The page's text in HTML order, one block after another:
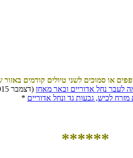
לעבר נחל אדוריים ובאר מאחז (דצמבר 2015)
* מזרח לכיש, גבעות גד ונחל אדוריים
******